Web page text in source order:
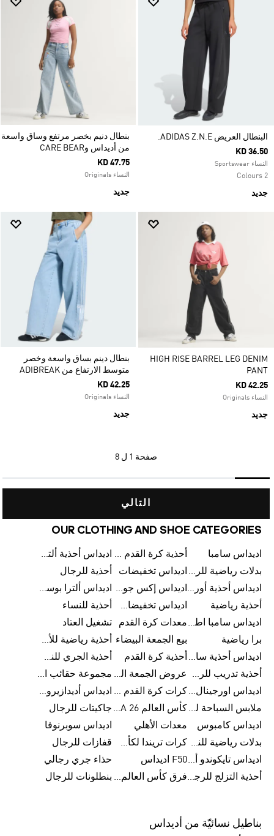
البنطال العريض ADIDAS Z.N.E.
KD 36.50
النساء Sportswear
2 Colours
جديد
بنطال دنيم بخصر مرتفع وساق واسعة
من أديداس وCARE BEAR
KD 47.75
النساء Originals
جديد
HIGH RISE BARREL LEG DENIM
PANT
KD 42.25
النساء Originals
جديد
بنطال دينم بساق واسعة وخصر
متوسط الارتفاع من ADIBREAK
KD 42.25
النساء Originals
جديد
صفحة 1 ل 8
التالي
OUR CLOTHING AND SHOE CATEGORIES
اديداس سامبا أحذية كرة القدم للرجال
اديداس أحذية ألترا بوست للرجال
بدلات رياضية للرجال اديداس تخفيضات
أحذية للرجال
اديداس أحذية أورجينالز
اديداس إكس جود بيلينغهام
اديداس ألترا بوست
أحذية رياضية
اديداس تخفيضات للأطفال
أحذية للنساء
اديداس سامبا اطفالمعدات كرة القدم
تشغيل العتاد
برا رياضية
بيع الجمعة البيضاء
أحذية رياضية للأطفال
اديداس أحذية سامبا للنساء أحذية كرة القدم
أحذية الجري للنساء
أحذية تدريب للرجال
عروض الجمعة البيضاء للرجال
مجموعة حقائب الظهر
اديداس اورجينال ملابس
كرات كرة القدم للرجال
اديداس أديدازيرو معدات الجري
ملابس السباحة للرجال
كأس العالم FIFA 26™ جاكيتات للرجال
اديداس كامبوس
معدات الأهلي
اديداس سوبرنوفا
بدلات رياضية للنساء
كرات تريندا لكأس العالم FIFA 26™
قفازات للرجال
اديداس تايكوندو أورجنالزF50 اديداس
حذاء جري رجالي
أحذية التزلج للرجال
فرق كأس العالم FIFA 26™ بنطلونات للرجال
بناطيل نسائيّة من أديداس